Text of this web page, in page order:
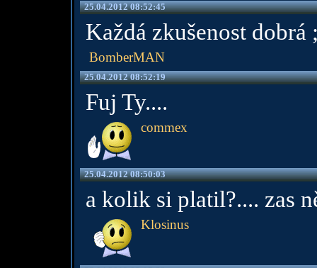
25.04.2012 08:52:45
Každá zkušenost dobrá
BomberMAN
25.04.2012 08:52:19
Fuj Ty....
commex
25.04.2012 08:50:03
a kolik si platil?.... zas
Klosinus